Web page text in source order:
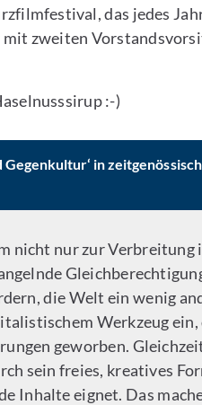
das jedes
zweiten
:-)
in
nur zur Verbreitung
die Welt ein wenig
Werkzeug
geworben.
sein freies, kreatives
eignet. Das